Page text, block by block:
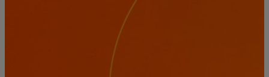
Pour l'entreprise